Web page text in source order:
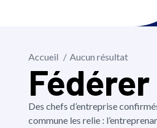
Accueil Aucun résultat
Fédérer
Des chefs d’entreprise
commune les relie :